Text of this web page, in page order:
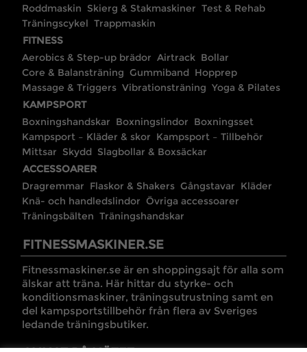
Roddmaskin Skierg & Stakmaskiner Test & Rehab
Träningscykel Trappmaskin
FITNESS
Aerobics & Step-up brädor Airtrack Bollar
Core & Balansträning Gummiband Hopprep
Massage & Triggers Vibrationsträning Yoga & Pilates
KAMPSPORT
Boxningshandskar Boxningslindor Boxningsset
Kampsport – Kläder & skor Kampsport – Tillbehör
Mittsar Skydd Slagbollar & Boxsäckar
ACCESSOARER
Dragremmar Flaskor & Shakers Gångstavar Kläder
Knä- och handledslindor Övriga accessoarer
Träningsbälten Träningshandskar
FITNESSMASKINER.SE
Fitnessmaskiner.se är en shoppingsajt för alla som
älskar att träna. Här hittar du styrke- och
konditionsmaskiner, träningsutrustning samt en
del kampsportstillbehör från flera av Sveriges
ledande träningsbutiker.